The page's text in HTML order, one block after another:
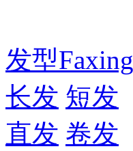
发型Faxing
长发 短发
直发 卷发